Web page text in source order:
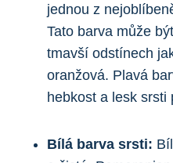
jednou ​z
Tato​ barva může
tmavší odstínech
oranžová. Plavá
hebkost a lesk srsti
Bílá barva srsti: